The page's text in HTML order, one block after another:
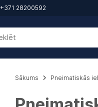
+371 28200592
Sākums Pneimatiskās